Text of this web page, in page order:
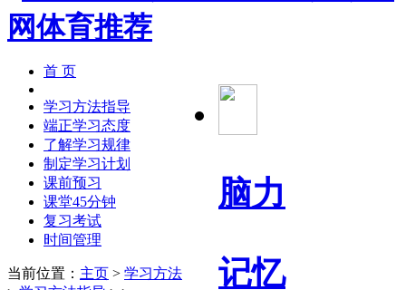
脑力
记忆
首 页
学习方法指导
端正学习态度
了解学习规律
制定学习计划
课前预习
课堂45分钟
复习考试
时间管理
当前位置： 主页 > 学习方法